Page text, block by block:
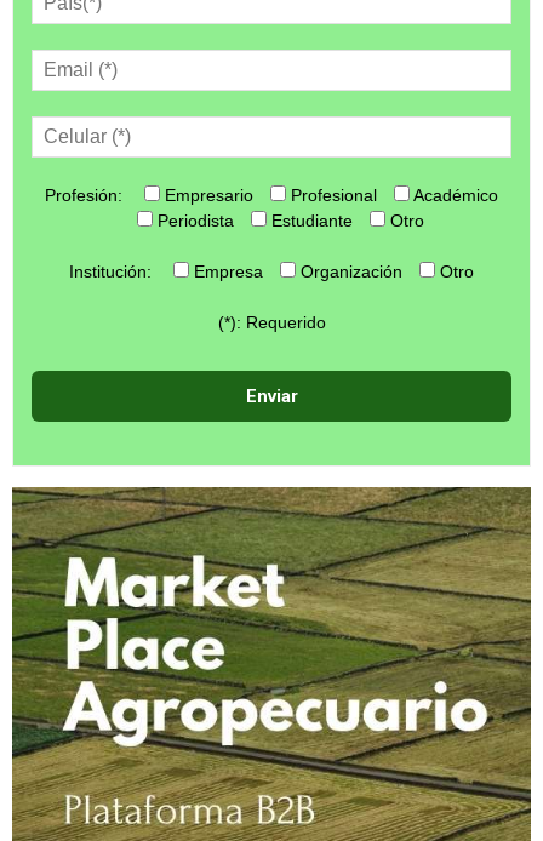
Profesión: Empresario Profesional
Académico
Periodista
Estudiante Otro
Institución: Empresa Organización Otro
(*): Requerido